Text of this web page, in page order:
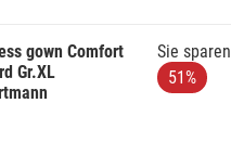
gown Comfort
Gr.XL
Sie sparen
51%